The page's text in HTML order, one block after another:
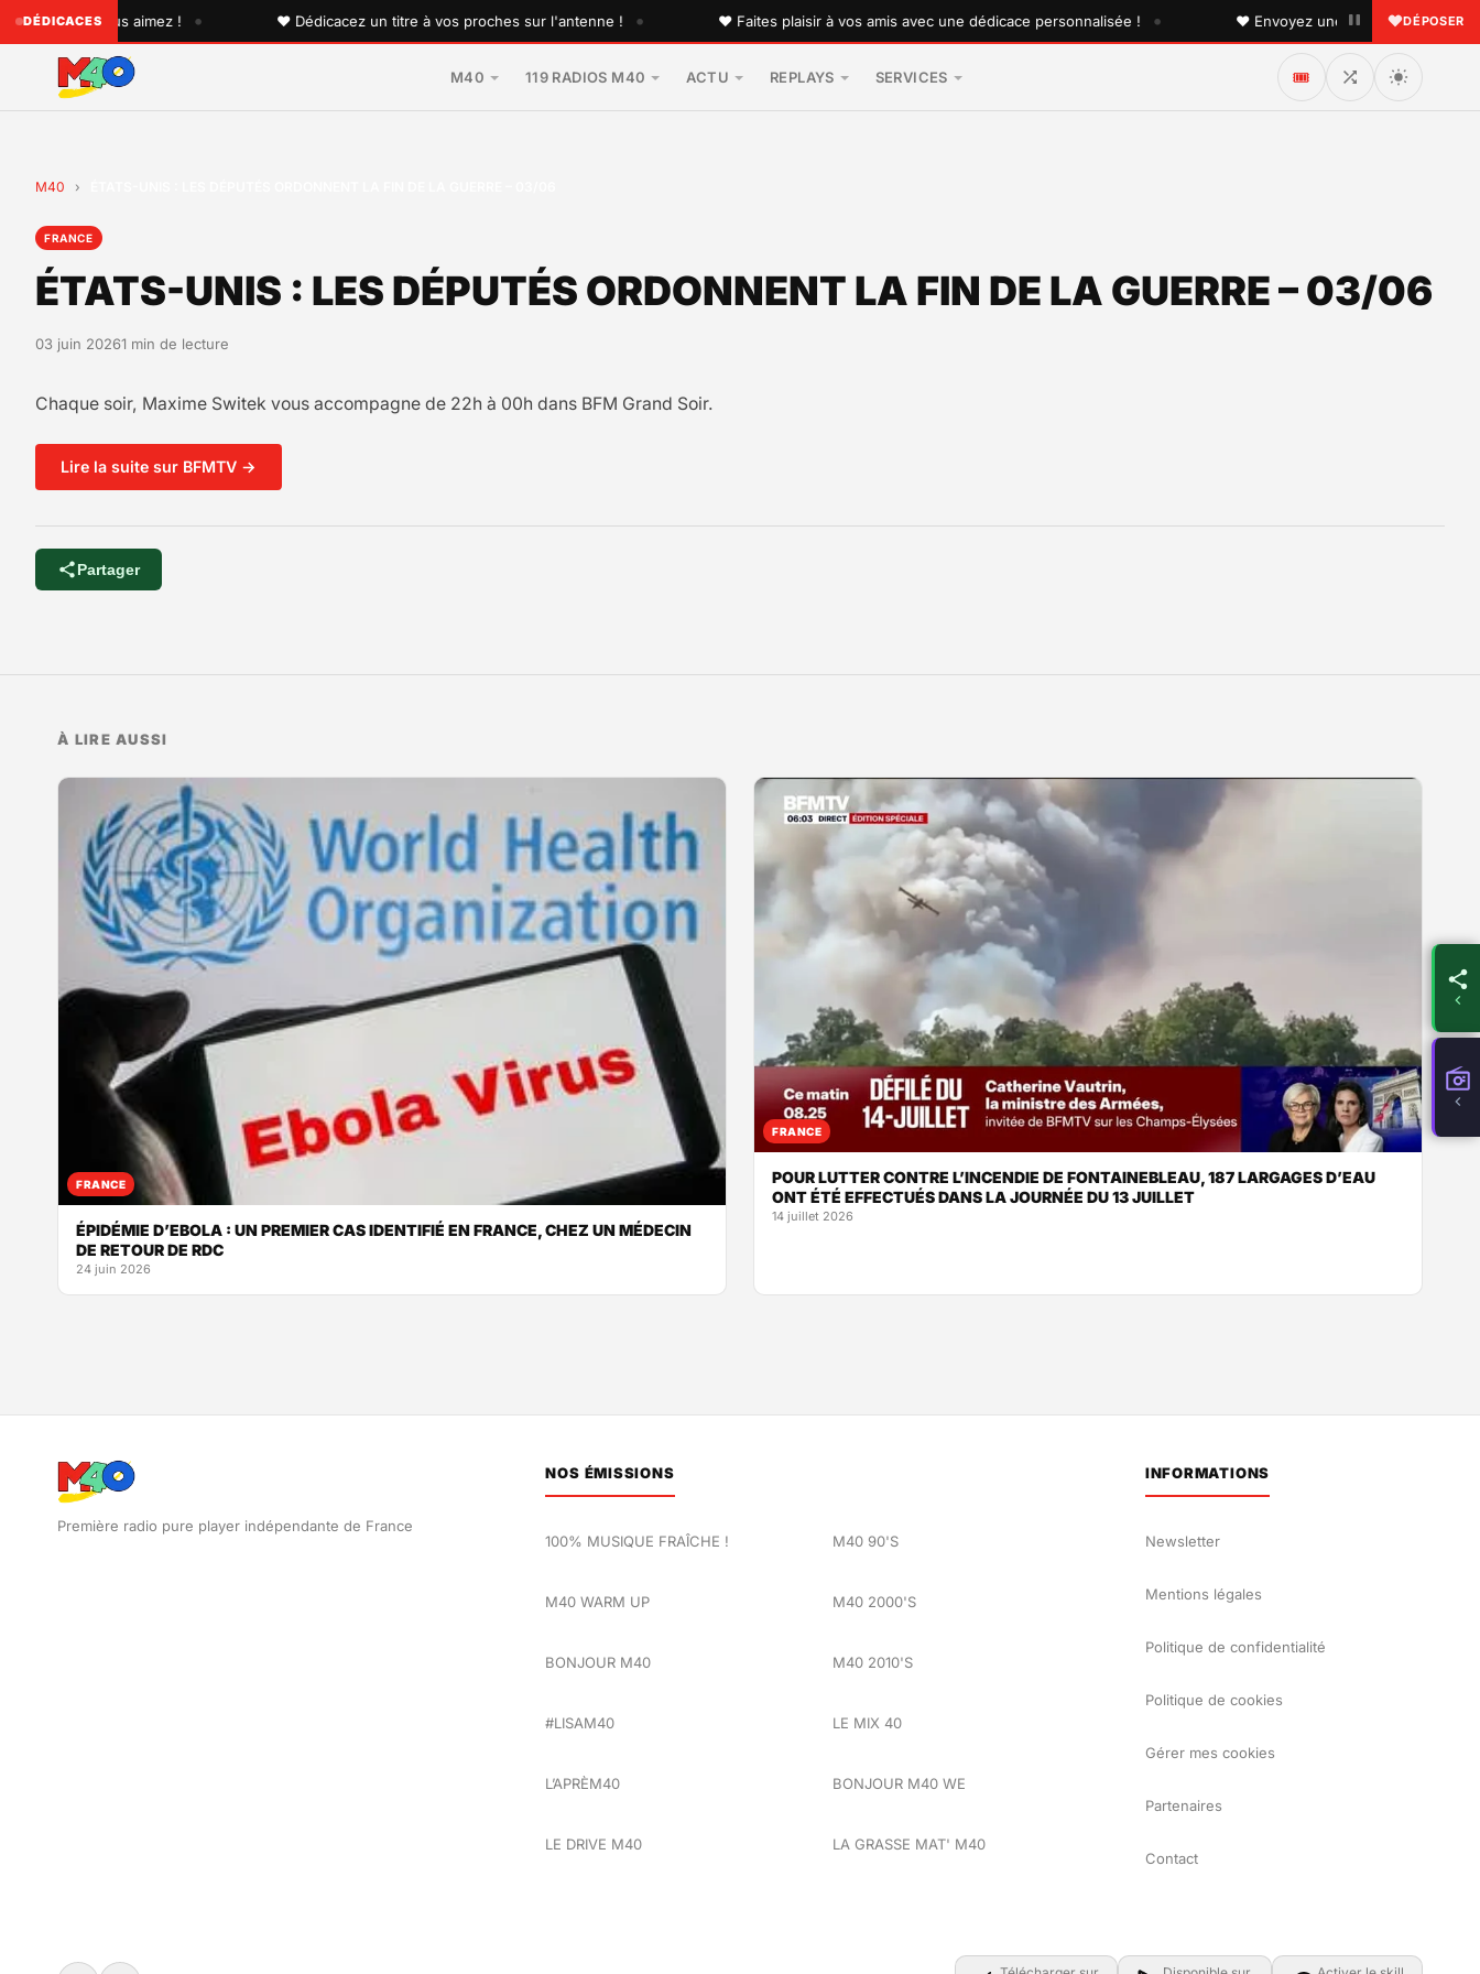
DÉDICACES
que vous aimez ! • ♥ Dédicacez un titre à vos proches sur l'antenne ! • ♥ Faites plaisir à vos amis avec une dédicace personnalisée ! • ♥ Envoyez une dédicace à quelqu'un
DÉPOSER
M40 119 RADIOS M40 ACTU REPLAYS SERVICES 🎟️
M40 ›
FRANCE
ÉTATS-UNIS : LES DÉPUTÉS ORDONNENT LA FIN DE LA GUERRE – 03/06
03 juin 20261 min de lecture
Chaque soir, Maxime Switek vous accompagne de 22h à 00h dans BFM Grand Soir.
Lire la suite sur BFMTV →
Partager
À LIRE AUSSI
FRANCE
ÉPIDÉMIE D’EBOLA : UN PREMIER CAS IDENTIFIÉ EN FRANCE, CHEZ UN MÉDECIN
DE RETOUR DE RDC
24 juin 2026
FRANCE
POUR LUTTER CONTRE L’INCENDIE DE FONTAINEBLEAU, 187 LARGAGES D’EAU
ONT ÉTÉ EFFECTUÉS DANS LA JOURNÉE DU 13 JUILLET
14 juillet 2026
Première radio pure player indépendante de France
NOS ÉMISSIONS
100% MUSIQUE FRAÎCHE !
M40 WARM UP
BONJOUR M40
#LISAM40
L’APRÈM40
LE DRIVE M40
M40 90'S
M40 2000'S
M40 2010'S
LE MIX 40
BONJOUR M40 WE
LA GRASSE MAT' M40
INFORMATIONS
Newsletter
Mentions légales
Politique de confidentialité
Politique de cookies
Gérer mes cookies
Partenaires
Contact